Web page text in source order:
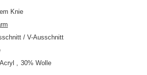
Knie
/ V-Ausschnitt
30% Wolle